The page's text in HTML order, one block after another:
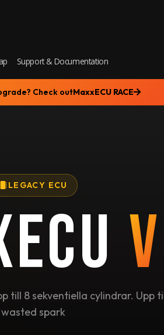
Support & Documentation
Check outMaxxECU RACE
LEGACY ECU
8 sekventiella cylindrar. Upp
wasted spark